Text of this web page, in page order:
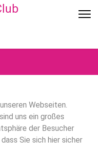
Webseiten.
uns ein großes
der Besucher
Sie sich hier sicher